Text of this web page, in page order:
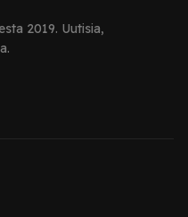
2019. Uutisia,